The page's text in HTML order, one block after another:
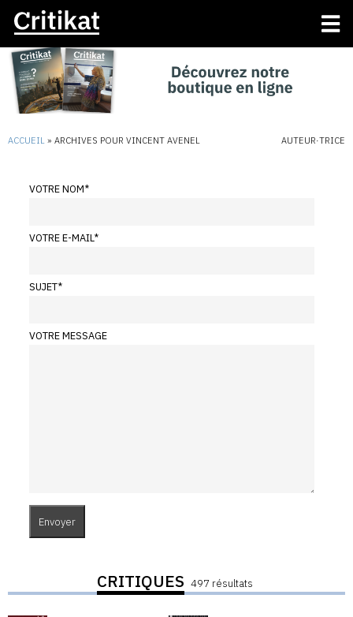
ACCUEIL » ARCHIVES POUR VINCENT AVENEL AUTEUR·TRICE
VOTRE NOM*
VOTRE E-MAIL*
SUJET*
VOTRE MESSAGE
CRITIQUES 497 résultats